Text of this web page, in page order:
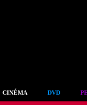
CINÉMA DVD